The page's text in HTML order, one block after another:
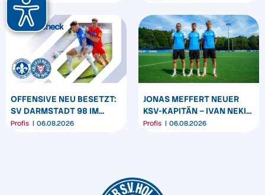
OFFENSIVE NEU BESETZT:
SV DARMSTADT 98 IM
GEGNERCHECK
Profis 06.08.2026
JONAS MEFFERT NEUER
KSV-KAPITÄN – IVAN NEKIĆ
UND KASPER DAVIDSEN
Profis 06.08.2026